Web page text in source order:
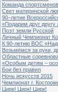
Команда
Свет материнской
90–летие
«Подарим друг другу
Поэт земли Русской
Личный Чемпионат
К 90-летию ВОС
Возьмёмся за руки,
Областные
«Особым детям –
Бои без правил
Ночь искусств 2015
Чемпионат г.
Цирк! Цирк! Цирк!